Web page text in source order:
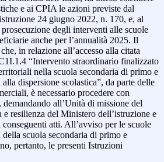
e ai CPIA le azioni previste dal
24 giugno 2022, n. 170, e, al
degli interventi alle scuole
anche per l’annualità 2025. Il
in relazione all’accesso alla citata
“Intervento straordinario finalizzato
nella scuola secondaria di primo e
dispersione scolastica”, da parte delle
è necessario procedere con
all’Unità di missione del
e resilienza del Ministero dell’istruzione e
atti. All’avviso per le scuole
scuola secondaria di primo e
pertanto, le presenti Istruzioni